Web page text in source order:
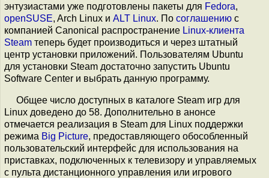
энтузиастами уже подготовлены пакеты для Fedora,
openSUSE, Arch Linux и ALT Linux. По соглашению с
компанией Canonical распространение Linux-клиента
Steam теперь будет производиться и через штатный
центр установки приложений. Пользователям Ubuntu
для установки Steam достаточно запустить Ubuntu
Software Center и выбрать данную программу.
Общее число доступных в каталоге Steam игр для
Linux доведено до 58. Дополнительно в анонсе
отмечается реализация в Steam для Linux поддержки
режима Big Picture, предоставляющего обособленный
пользовательский интерфейс для использования на
приставках, подключенных к телевизору и управляемых
с пульта дистанционного управления или игрового